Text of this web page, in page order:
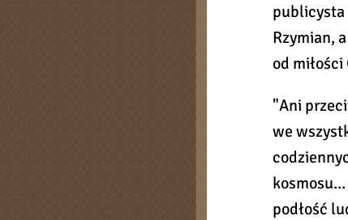
publicysta
Rzymian,
od
"Ani
we
podłość